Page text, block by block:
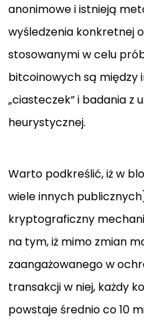
anonimowe i istnieją
wyśledzenia konkretnej
stosowanymi w celu
bitcoinowych są między
„ciasteczek” i badania z
heurystycznej.
Warto podkreślić, iż w
wiele innych
kryptograficzny
na tym, iż mimo zmian
zaangażowanego w
transakcji w niej, każdy
powstaje średnio co 10